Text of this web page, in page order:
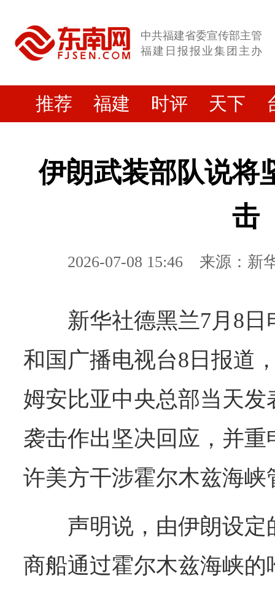
中共福建省委宣传部主管
福建日报报业集团主办
推荐 福建 时评 天下
伊朗武装部队说将
击
2026-07-08 15:46 来源：新
新华社德黑兰7月8
和国广播电视台8日报道
姆安比亚中央总部当天
袭击作出坚决回应，并
许美方干涉霍尔木兹海峡
声明说，由伊朗设
商船通过霍尔木兹海峡的